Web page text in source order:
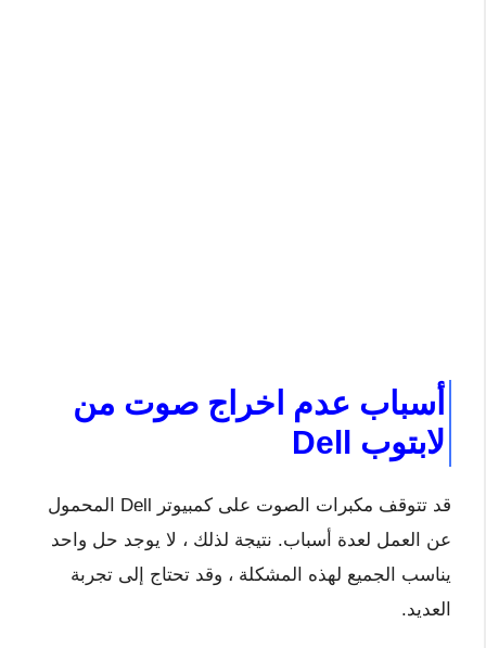
أسباب عدم اخراج صوت من
لابتوب Dell
قد تتوقف مكبرات الصوت على كمبيوتر Dell المحمول
عن العمل لعدة أسباب. نتيجة لذلك ، لا يوجد حل واحد
يناسب الجميع لهذه المشكلة ، وقد تحتاج إلى تجربة
العديد.